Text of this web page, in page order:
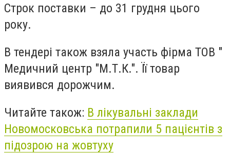
Строк поставки – до 31 грудня цього
року.
В тендері також взяла участь фірма ТОВ "
Медичний центр "М.Т.К.". Її товар
виявився дорожчим.
Читайте також: В лікувальні заклади
Новомосковська потрапили 5 пацієнтів з
підозрою на жовтуху